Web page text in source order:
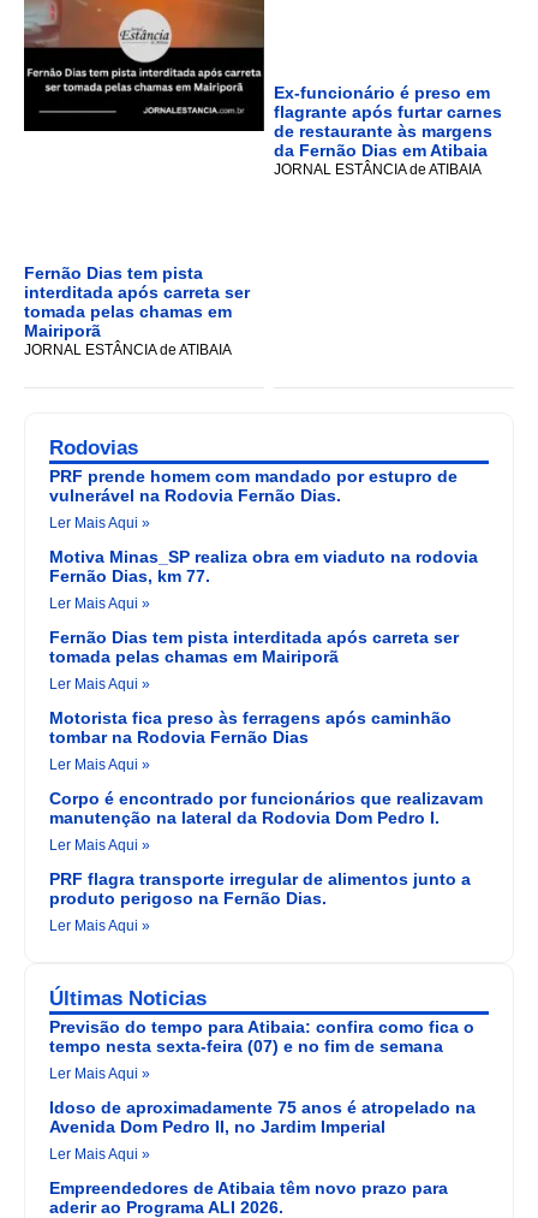
Fernão Dias tem pista
interditada após carreta ser
tomada pelas chamas em
Mairiporã
JORNAL ESTÂNCIA de ATIBAIA
Ex-funcionário é preso em
flagrante após furtar carnes
de restaurante às margens
da Fernão Dias em Atibaia
JORNAL ESTÂNCIA de ATIBAIA
Rodovias
PRF prende homem com mandado por estupro de
vulnerável na Rodovia Fernão Dias.
Ler Mais Aqui »
Motiva Minas_SP realiza obra em viaduto na rodovia
Fernão Dias, km 77.
Ler Mais Aqui »
Fernão Dias tem pista interditada após carreta ser
tomada pelas chamas em Mairiporã
Ler Mais Aqui »
Motorista fica preso às ferragens após caminhão
tombar na Rodovia Fernão Dias
Ler Mais Aqui »
Corpo é encontrado por funcionários que realizavam
manutenção na lateral da Rodovia Dom Pedro I.
Ler Mais Aqui »
PRF flagra transporte irregular de alimentos junto a
produto perigoso na Fernão Dias.
Ler Mais Aqui »
Últimas Noticias
Previsão do tempo para Atibaia: confira como fica o
tempo nesta sexta-feira (07) e no fim de semana
Ler Mais Aqui »
Idoso de aproximadamente 75 anos é atropelado na
Avenida Dom Pedro II, no Jardim Imperial
Ler Mais Aqui »
Empreendedores de Atibaia têm novo prazo para
aderir ao Programa ALI 2026.